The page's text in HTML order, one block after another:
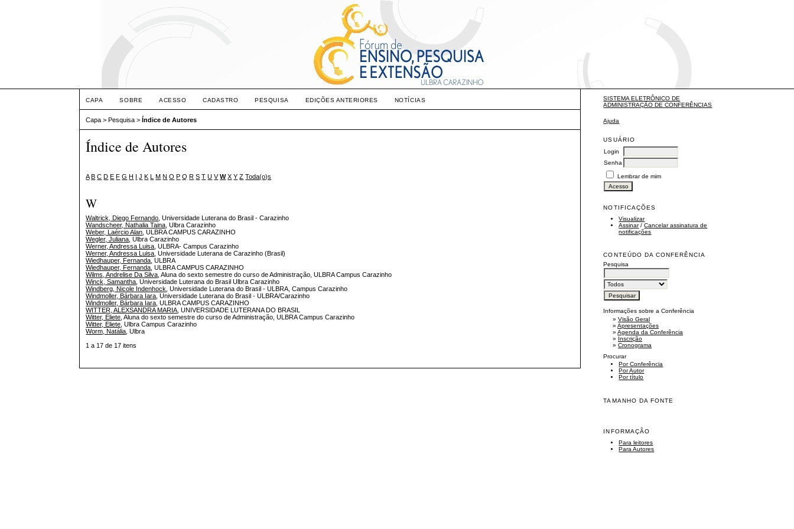
SISTEMA ELETRÔNICO DE
ADMINISTRAÇÃO DE CONFERÊNCIAS
Ajuda
USUÁRIO
Login
Senha
Lembrar de mim
NOTIFICAÇÕES
Visualizar
Assinar/Cancelar assinatura de
notificações
CONTEÚDO DA CONFERÊNCIA
Pesquisa
Informações sobre a Conferência
»Visão Geral
»Apresentações
»Agenda da Conferência
» Inscrição
»Cronograma
Procurar
Por Conferência
Por Autor
Por título
TAMANHO DA FONTE
INFORMAÇÃO
Para leitores
Para Autores
CAPA SOBRE ACESSO CADASTRO PESQUISA EDIÇÕES ANTERIORES NOTÍCIAS
Capa >Pesquisa >Índice de Autores
Índice de Autores
A B C D E F G H I J K L M N O P Q R S T U V W X Y Z Toda(o)s
W
Waltrick, Diego Fernando , Universidade Luterana do Brasil - Carazinho
Wandscheer, Nathalia Taina , Ulbra Carazinho
Weber, Laércio Alan , ULBRA CAMPUS CARAZINHO
Wegler, Juliana , Ulbra Carazinho
Werner, Andressa Luisa , ULBRA- Campus Carazinho
Werner, Andressa Luisa , Universidade Luterana de Carazinho (Brasil)
Wiedhauper, Fernanda , ULBRA
Wiedhauper, Fernanda , ULBRA CAMPUS CARAZINHO
Wilms, Andrelise Da Silva , Aluna do sexto semestre do curso de Administração, ULBRA Campus Carazinho
Winck, Samantha , Universidade Luterana do Brasil Ulbra Carazinho
Windberg, Nicole Indenhock , Universidade Luterana do Brasil - ULBRA, Campus Carazinho
Windmoller, Bárbara Iara , Universidade Luterana do Brasil - ULBRA/Carazinho
Windmoller, Bárbara Iara , ULBRA CAMPUS CARAZINHO
WITTER, ALEXSANDRA MARIA , UNIVERSIDADE LUTERANA DO BRASIL
Witter, Eliete , Aluna do sexto semestre do curso de Administração, ULBRA Campus Carazinho
Witter, Eliete , Ulbra Campus Carazinho
Worm, Natália , Ulbra
1 a 17 de 17 itens